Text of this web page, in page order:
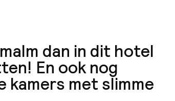
dan in dit hotel
En ook nog
kamers met slimme